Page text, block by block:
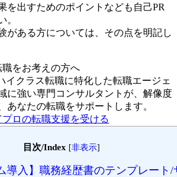
を出すためのポイントなども自己PR
。
がある方については、その点を明記し
職をお考えの方へ
イクラス転職に特化した転職エージェ
に強い専門コンサルタントが、解像度
あなたの転職をサポートします。
ロの転職支援を受ける
目次/Index [非表示]
導入】職務経歴書のテンプレート/